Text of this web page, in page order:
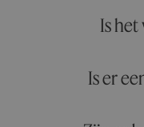
Is
Is er